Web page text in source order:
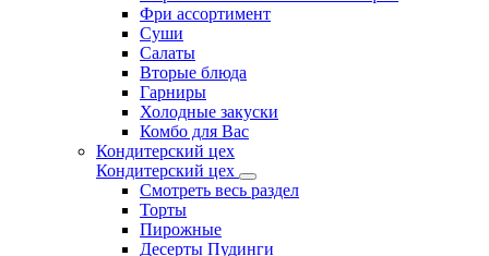
Фри ассортимент
Суши
Салаты
Вторые блюда
Гарниры
Холодные закуски
Комбо для Вас
Кондитерский цех
Кондитерский цех
Смотреть весь раздел
Торты
Пирожные
Десерты Пудинги